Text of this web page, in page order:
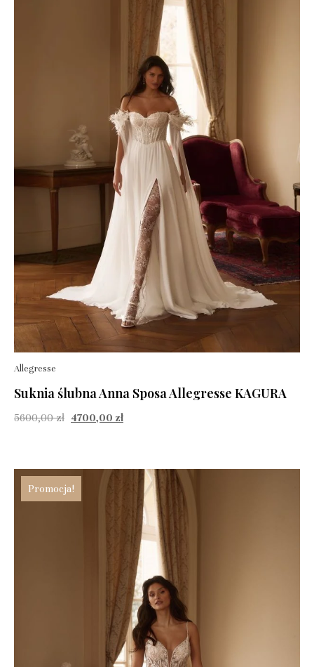
Allegresse
Suknia ślubna Anna Sposa Allegresse KAGURA
5600,00zł 4700,00 zł
Promocja!